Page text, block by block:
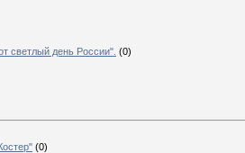
светлый день России". (0)
(0)